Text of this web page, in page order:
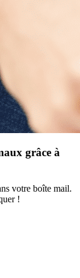
grâce à
votre boîte mail.
!